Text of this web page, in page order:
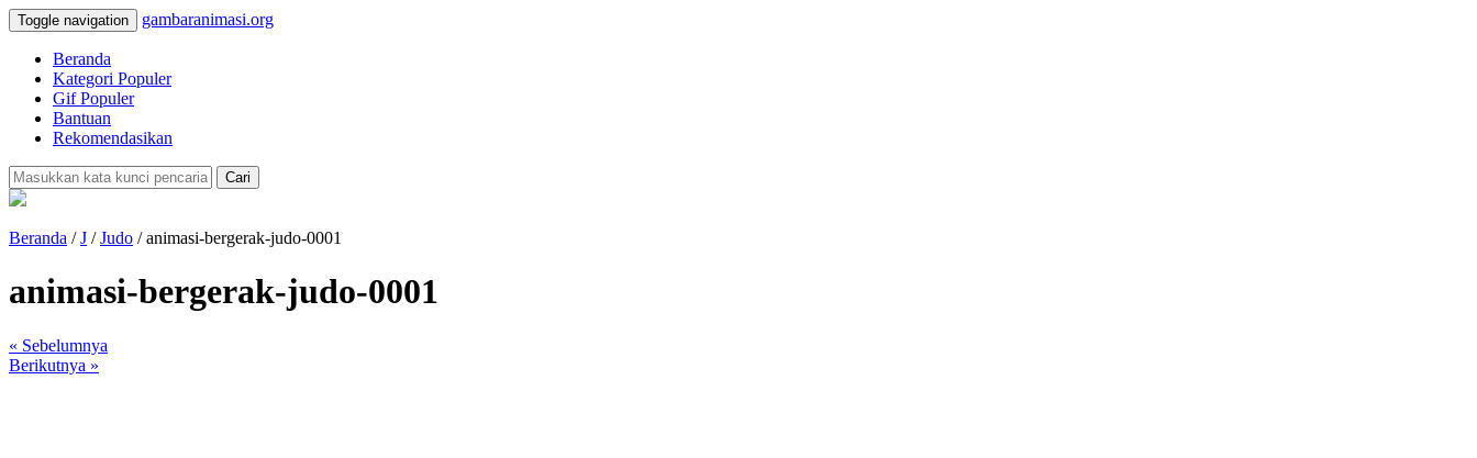
Toggle navigation gambaranimasi.org
Beranda
Kategori Populer
Gif Populer
Bantuan
Rekomendasikan
Cari
Beranda /J /Judo / animasi-bergerak-judo-0001
animasi-bergerak-judo-0001
« Sebelumnya
Berikutnya »